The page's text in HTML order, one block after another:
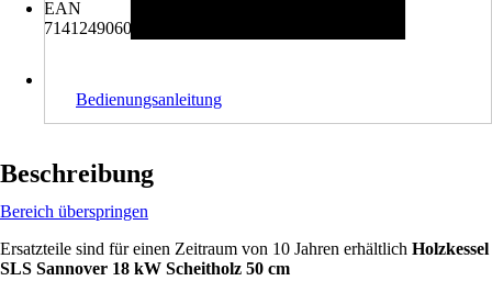
EAN
7141249060158
Bedienungsanleitung
Beschreibung
Bereich überspringen
Ersatzteile sind für einen Zeitraum von 10 Jahren erhältlich Holzkessel
SLS Sannover 18 kW Scheitholz 50 cm